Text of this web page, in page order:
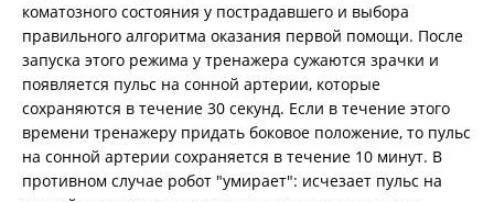
коматозного состояния у пострадавшего и выбора
правильного алгоритма оказания первой помощи. После
запуска этого режима у тренажера сужаются зрачки и
появляется пульс на сонной артерии, которые
сохраняются в течение 30 секунд. Если в течение этого
времени тренажеру придать боковое положение, то пульс
на сонной артерии сохраняется в течение 10 минут. В
противном случае робот "умирает": исчезает пульс на